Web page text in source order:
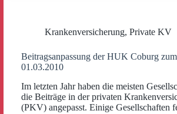
Krankenversicherung, Private KV
Beitragsanpassung der HUK Coburg zum
01.03.2010
Im letzten Jahr haben die meisten
die Beiträge in der privaten
(PKV) angepasst. Einige Gesellschaften